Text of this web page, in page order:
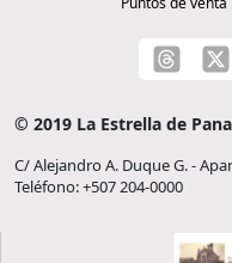
© 2019 La Estrella de
C/ Alejandro A. Duque G. -
Teléfono: +507 204-0000